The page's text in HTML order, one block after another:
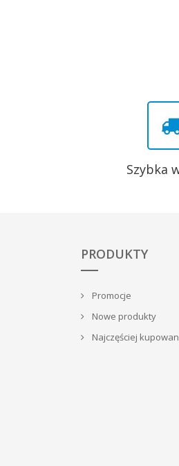
Szybka
PRODUKTY
Promocje
Nowe produkty
Najczęściej